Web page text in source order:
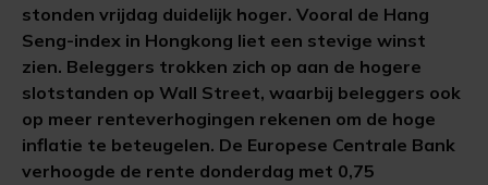
stonden vrijdag duidelijk hoger. Vooral de Hang
Seng-index in Hongkong liet een stevige winst
zien. Beleggers trokken zich op aan de hogere
slotstanden op Wall Street, waarbij beleggers ook
op meer renteverhogingen rekenen om de hoge
inflatie te beteugelen. De Europese Centrale Bank
verhoogde de rente donderdag met 0,75